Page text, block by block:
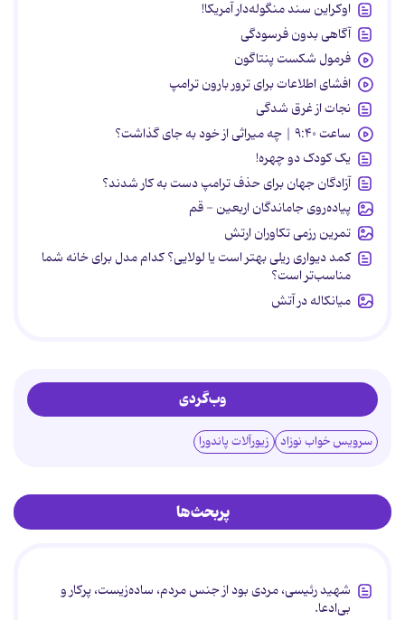
اوکراین سند منگوله‌دار آمریکا!
آگاهی بدون فرسودگی
فرمول شکست پنتاگون
افشای اطلاعات برای ترور بارون ترامپ
نجات از غرق شدگی
ساعت ۹:۴۰ | چه میراثی از خود به جای گذاشت؟
یک کودک دو چهره!
آزادگان جهان برای حذف ترامپ دست به کار شدند؟
پیاده‌روی جاماندگان اربعین - قم
تمرین رزمی تکاوران ارتش
کمد دیواری ریلی بهتر است یا لولایی؟ کدام مدل برای خانه شما
مناسب‌تر است؟
میانکاله در آتش
وب‌گردی
سرویس خواب نوزاد زیورآلات پاندورا
پربحث‌ها
شهید رئیسی، مردی بود از جنس مردم، ساده‌زیست، پرکار و
بی‌ادعا.